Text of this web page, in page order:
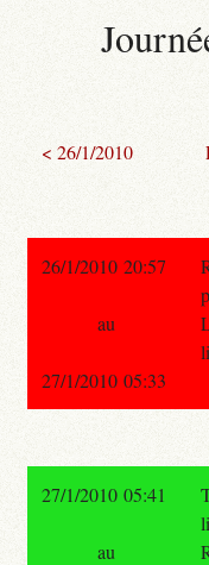
< 26/1/2010
26/1/2010 20:57
au
27/1/2010 05:33
27/1/2010 05:41
au